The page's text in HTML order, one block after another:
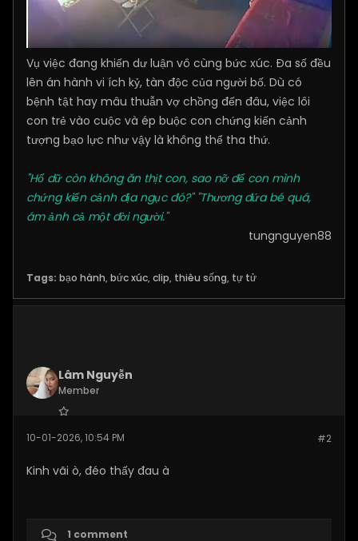
Vụ việc đang khiến dư luận vô cùng bức xúc. Đa số đều
lên án hành vi ích kỷ, tàn độc của người bố. Dù có
bệnh tật hay mâu thuẫn vợ chồng đến đâu, việc lôi
con trẻ vào cuộc và ép buộc con chứng kiến cảnh
tượng bạo lực như vậy là không thể tha thứ.
"Hổ dữ còn không ăn thịt con, sao nỡ để con mình
chứng kiến cảnh địa ngục đó?" "Thương đứa bé quá,
ám ảnh cả một đời người."
tungnguyen88
Tags: bạo hành, bức xúc, clip, thiêu sống, tự tử
Lâm Nguyễn
Member
Posts: 54 #2
10-01-2026, 10:54 PM
Kinh vãi ò, đéo thấy đau à
1 comment